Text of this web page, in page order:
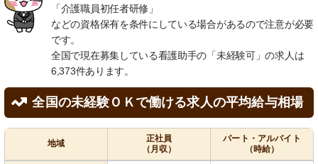
「介護職員初任者研修」
などの資格保有を条件にしている場合があるので注意が必要
です。
全国で現在募集している看護助手の「未経験可」の求人は
6,373件あります。
全国の未経験ＯＫで働ける求人の平均給与相場
地域
正社員
（月収）
パート・アルバイト
（時給）